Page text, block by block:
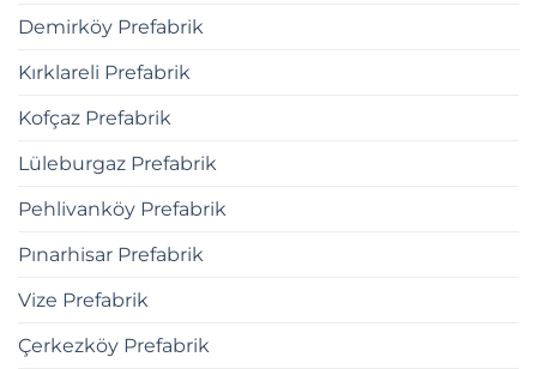
Demirköy Prefabrik
Kırklareli Prefabrik
Kofçaz Prefabrik
Lüleburgaz Prefabrik
Pehlivanköy Prefabrik
Pınarhisar Prefabrik
Vize Prefabrik
Çerkezköy Prefabrik